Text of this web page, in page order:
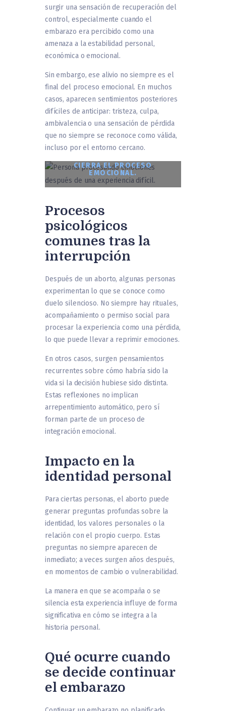
surgir una sensación de recuperación del
control, especialmente cuando el
embarazo era percibido como una
amenaza a la estabilidad personal,
económica o emocional.
Sin embargo, ese alivio no siempre es el
final del proceso emocional. En muchos
casos, aparecen sentimientos posteriores
difíciles de anticipar: tristeza, culpa,
ambivalencia o una sensación de pérdida
que no siempre se reconoce como válida,
incluso por el entorno cercano.
CIERRA EL PROCESO
EMOCIONAL.
Procesos
psicológicos
comunes tras la
interrupción
Después de un aborto, algunas personas
experimentan lo que se conoce como
duelo silencioso. No siempre hay rituales,
acompañamiento o permiso social para
procesar la experiencia como una pérdida,
lo que puede llevar a reprimir emociones.
En otros casos, surgen pensamientos
recurrentes sobre cómo habría sido la
vida si la decisión hubiese sido distinta.
Estas reflexiones no implican
arrepentimiento automático, pero sí
forman parte de un proceso de
integración emocional.
Impacto en la
identidad personal
Para ciertas personas, el aborto puede
generar preguntas profundas sobre la
identidad, los valores personales o la
relación con el propio cuerpo. Estas
preguntas no siempre aparecen de
inmediato; a veces surgen años después,
en momentos de cambio o vulnerabilidad.
La manera en que se acompaña o se
silencia esta experiencia influye de forma
significativa en cómo se integra a la
historia personal.
Qué ocurre cuando
se decide continuar
el embarazo